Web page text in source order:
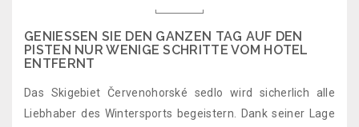
GENIESSEN SIE DEN GANZEN TAG AUF DEN
PISTEN NUR WENIGE SCHRITTE VOM HOTEL
ENTFERNT
Das Skigebiet Červenohorské sedlo wird sicherlich alle
Liebhaber des Wintersports begeistern. Dank seiner Lage